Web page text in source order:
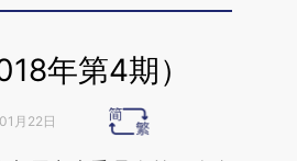
年第4期）
月22日